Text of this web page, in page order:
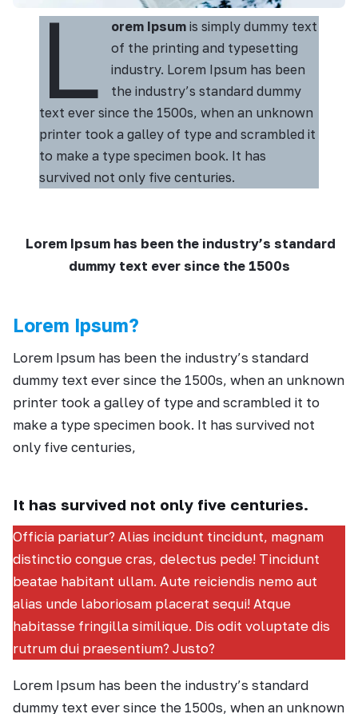
L orem Ipsumis simply dummy text
of the printing and typesetting
industry. Lorem Ipsum has been
the industry’s standard dummy
text ever since the 1500s, when an unknown
printer took a galley of type and scrambled it
to make a type specimen book. It has
survived not only five centuries.
Lorem Ipsum has been the industry’s standard
dummy text ever since the 1500s
Lorem Ipsum?
Lorem Ipsum has been the industry’s standard
dummy text ever since the 1500s, when an unknown
printer took a galley of type and scrambled it to
make a type specimen book. It has survived not
only five centuries,
It has survived not only five centuries.
Officia pariatur? Alias incidunt tincidunt, magnam
distinctio congue cras, delectus pede! Tincidunt
beatae habitant ullam. Aute reiciendis nemo aut
alias unde laboriosam placerat sequi! Atque
habitasse fringilla similique. Dis odit voluptate dis
rutrum dui praesentium? Justo?
Lorem Ipsum has been the industry’s standard
dummy text ever since the 1500s, when an unknown